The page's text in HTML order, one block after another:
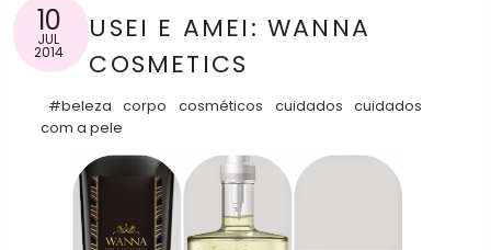
10
JUL
2014
USEI E AMEI: WANNA
COSMETICS
#beleza corpo cosméticos cuidados
cuidados
com a pele